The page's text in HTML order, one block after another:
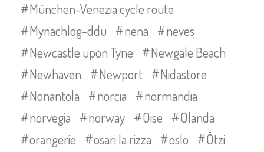
München-Venezia cycle route
Mynachlog-ddu
nena
neves
Newcastle upon Tyne
Newgale Beach
Newhaven
Newport
Nidastore
Nonantola
norcia
normandia
norvegia
norway Oise
Olanda
orangerie
osari la rizza oslo
Ötzi